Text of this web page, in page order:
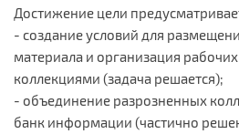
Достижение цели
- создание условий для
материала и организация
коллекциями (задача решается);
- объединение разрозненных
банк информации (частично